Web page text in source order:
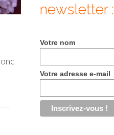
newsletter :
Votre nom
Votre adresse e-mail